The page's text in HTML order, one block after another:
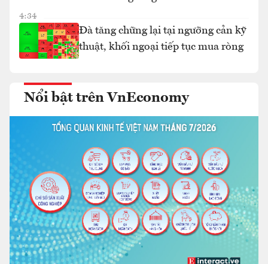
4:34
Đà tăng chững lại tại ngưỡng cản kỹ
thuật, khối ngoại tiếp tục mua ròng
Nổi bật trên VnEconomy